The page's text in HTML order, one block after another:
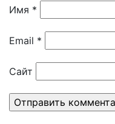
Имя *
Email *
Сайт